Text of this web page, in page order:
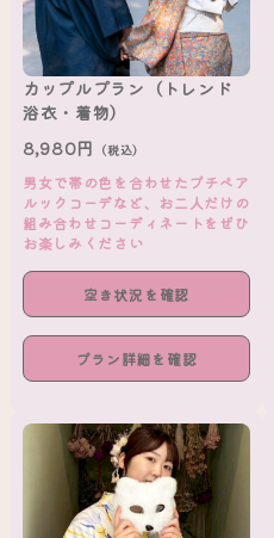
カップルプラン（トレンド
浴衣・着物）
8,980円 （税込）
男女で帯の色を合わせたプチペア
ルックコーデなど、お二人だけの
組み合わせコーディネートをぜひ
お楽しみください
空き状況を確認
プラン詳細を確認